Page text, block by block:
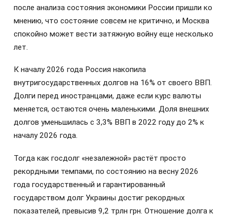
после анализа состояния экономики России пришли ко
мнению, что состояние совсем не критично, и Москва
спокойно может вести затяжную войну еще несколько
лет.
К началу 2026 года Россия накопила
внутригосударственных долгов на 16% от своего ВВП.
Долги перед иностранцами, даже если курс валюты
меняется, остаются очень маленькими. Доля внешних
долгов уменьшилась с 3,3% ВВП в 2022 году до 2% к
началу 2026 года.
Тогда как госдолг «незалежной» растёт просто
рекордными темпами, по состоянию на весну 2026
года государственный и гарантированный
государством долг Украины достиг рекордных
показателей, превысив 9,2 трлн грн. Отношение долга к